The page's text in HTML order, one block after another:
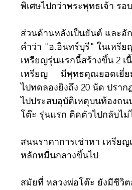
พิเศษไปกว่าพระพุทธเจ้า ร
ส่วนด้านหลังเป็นยันต์ และอั
คำว่า "อ.อินทร์บุรี" ในเหรี
เหรียญรุ่นแรกนี้สร้างขึ้น 2 เ
เหรียญ	มีพุทธคุณยอดเยี่ยมทางด้านแคล้วคลาด คงกระพันชาตรี เป็นอย่างยิ่ง เคยมีผู้นำไปนำ
ไปทดลองยิงถึง 20 นัด ปรา
ไปประสบอุบัติเหตุบนท้องถ
โต๊ะ รุ่นแรก ติดตัวไปกลับไม่
สนนราคาการเช่าหา เหรีย
หลักหมื่นกลางขึ้นไป
สมัยที่ หลวงพ่อโต๊ะ ยังมีชีวิ